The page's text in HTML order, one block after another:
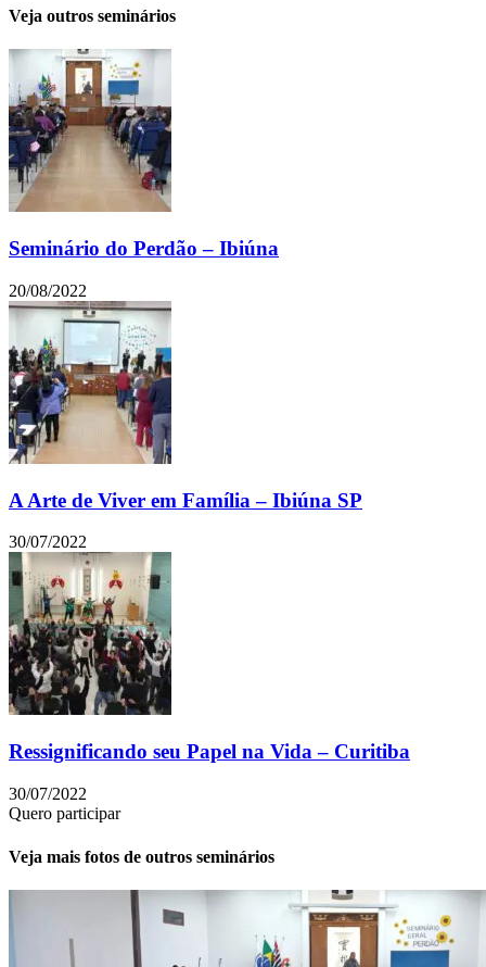
Veja outros seminários
Seminário do Perdão – Ibiúna
20/08/2022
A Arte de Viver em Família – Ibiúna SP
30/07/2022
Ressignificando seu Papel na Vida – Curitiba
30/07/2022
Quero participar
Veja mais fotos de outros seminários